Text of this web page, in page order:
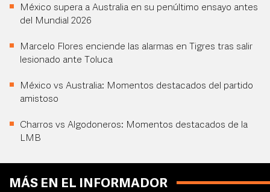
México supera a Australia en su penúltimo ensayo antes
del Mundial 2026
Marcelo Flores enciende las alarmas en Tigres tras salir
lesionado ante Toluca
México vs Australia: Momentos destacados del partido
amistoso
Charros vs Algodoneros: Momentos destacados de la
LMB
MÁS EN EL INFORMADOR